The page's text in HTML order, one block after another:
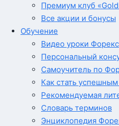
Премиум клуб
Все акции и бонусы
Обучение
Видео уроки Форекс
Персональный
Самоучитель по
Как стать
Рекомендуемая
Словарь терминов
Энциклопедия